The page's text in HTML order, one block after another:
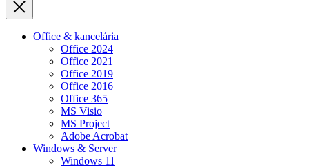
Office & kancelária
Office 2024
Office 2021
Office 2019
Office 2016
Office 365
MS Visio
MS Project
Adobe Acrobat
Windows & Server
Windows 11